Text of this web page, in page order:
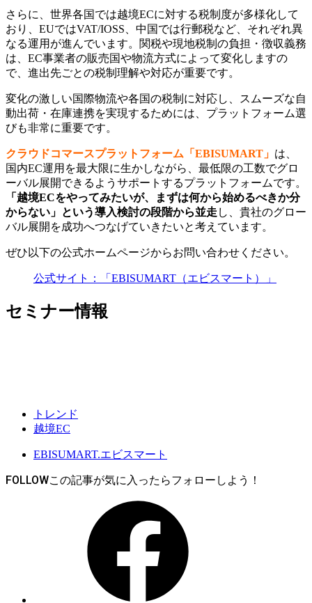
さらに、世界各国では越境ECに対する税制度が多様化して
おり、EUではVAT/IOSS、中国では行郵税など、それぞれ異
なる運用が進んでいます。関税や現地税制の負担・徴収義務
は、EC事業者の販売国や物流方式によって変化しますの
で、進出先ごとの税制理解や対応が重要です。
変化の激しい国際物流や各国の税制に対応し、スムーズな自
動出荷・在庫連携を実現するためには、プラットフォーム選
びも非常に重要です。
クラウドコマースプラットフォーム「EBISUMART」 は、
国内EC運用を最大限に生かしながら、最低限の工数でグロ
ーバル展開できるようサポートするプラットフォームです。
「越境ECをやってみたいが、まずは何から始めるべきか分
からない」という導入検討の段階から並走 し、貴社のグロー
バル展開を成功へつなげていきたいと考えています。
ぜひ以下の公式ホームページからお問い合わせください。
公式サイト：「EBISUMART（エビスマート）」
セミナー情報
トレンド
越境EC
EBISUMART.エビスマート
FOLLOW